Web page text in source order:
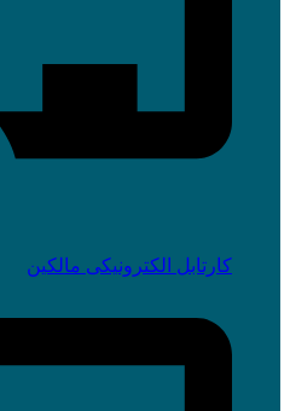
کارتابل الکترونیکی مالکین